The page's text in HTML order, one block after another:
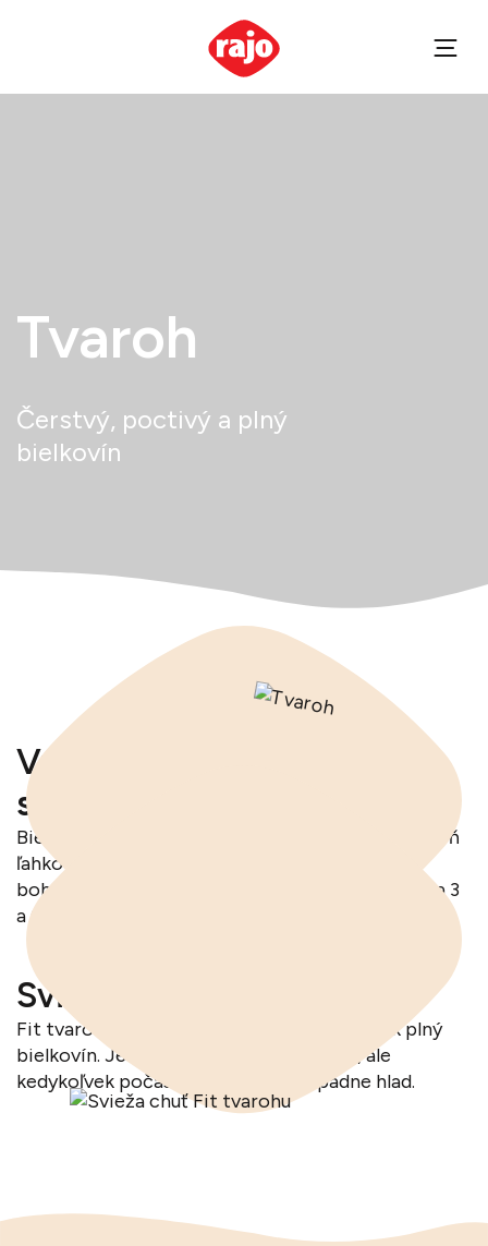
Tvaroh
Čerstvý, poctivý a plný
bielkovín
Vynikajúci pri naberaní
svalovej hmoty
Biely tvaroh predstavuje výdatný, zdravý a zároveň
ľahko stráviteľný zdroj bielkovín. Navyše je
bohatým zdrojom vitamínov, minerálov a omega 3
a 6 nenasýtených mastných kyselín.
Svieža chuť Fit tvarohu
Fit tvaroh predstavuje zdravý a rýchly snack plný
bielkovín. Je výborný nielen po cvičení, ale
kedykoľvek počas dňa, keď vás prepadne hlad.